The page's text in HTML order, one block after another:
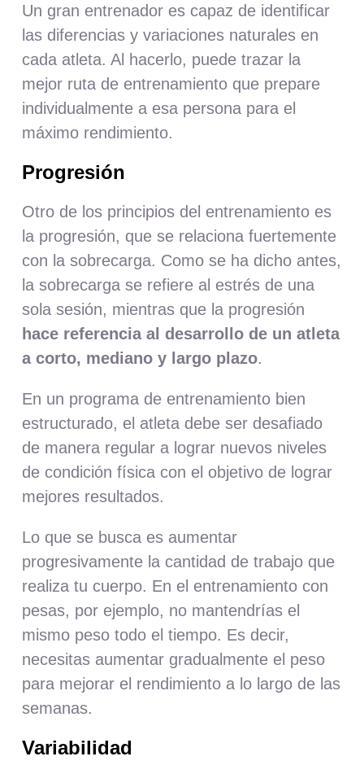
Un gran entrenador es capaz de identificar
las diferencias y variaciones naturales en
cada atleta. Al hacerlo, puede trazar la
mejor ruta de entrenamiento que prepare
individualmente a esa persona para el
máximo rendimiento.
Progresión
Otro de los principios del entrenamiento es
la progresión, que se relaciona fuertemente
con la sobrecarga. Como se ha dicho antes,
la sobrecarga se refiere al estrés de una
sola sesión, mientras que la progresión
hace referencia al desarrollo de un atleta
a corto, mediano y largo plazo.
En un programa de entrenamiento bien
estructurado, el atleta debe ser desafiado
de manera regular a lograr nuevos niveles
de condición física con el objetivo de lograr
mejores resultados.
Lo que se busca es aumentar
progresivamente la cantidad de trabajo que
realiza tu cuerpo. En el entrenamiento con
pesas, por ejemplo, no mantendrías el
mismo peso todo el tiempo. Es decir,
necesitas aumentar gradualmente el peso
para mejorar el rendimiento a lo largo de las
semanas.
Variabilidad